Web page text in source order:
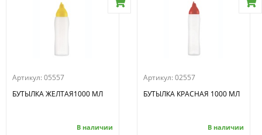
Артикул: 05557
БУТЫЛКА ЖЕЛТАЯ1000 МЛ
В наличии
Артикул: 02557
БУТЫЛКА КРАСНАЯ 1000 МЛ
В наличии